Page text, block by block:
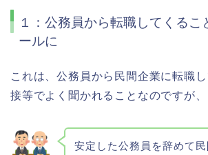
１：公務員から転職してくるこ
ールに
これは、公務員から民間企業に転職
接等でよく聞かれることなのですが、
安定した公務員を辞めて